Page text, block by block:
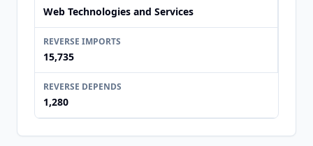
Web Technologies and Services
REVERSE IMPORTS
15,735
REVERSE DEPENDS
1,280